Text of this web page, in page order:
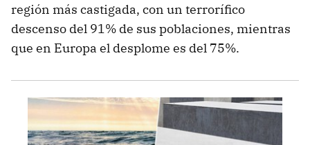
región más castigada, con un terrorífico
descenso del 91% de sus poblaciones, mientras
que en Europa el desplome es del 75%.